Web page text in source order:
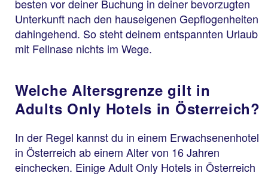
besten vor deiner Buchung in deiner bevorzugten
Unterkunft nach den hauseigenen Gepflogenheiten
dahingehend. So steht deinem entspannten Urlaub
mit Fellnase nichts im Wege.
Welche Altersgrenze gilt in
Adults Only Hotels in Österreich?
In der Regel kannst du in einem Erwachsenenhotel
in Österreich ab einem Alter von 16 Jahren
einchecken. Einige Adult Only Hotels in Österreich